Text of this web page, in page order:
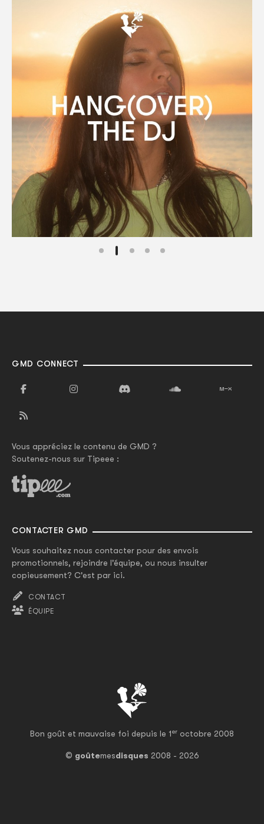
Bon goût et mauvaise foi depuis le 1er octobre 2008
© goûtemesdisques 2008 - 2026
GMD CONNECT
Vous appréciez le contenu de GMD ?
Soutenez-nous sur Tipeee :
CONTACTER GMD
Vous souhaitez nous contacter pour des envois
promotionnels, rejoindre l'équipe, ou nous insulter
copieusement? C'est par ici.
CONTACT
ÉQUIPE